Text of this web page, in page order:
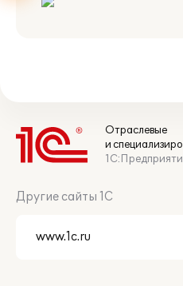
Отраслевые
и
Другие сайты 1С